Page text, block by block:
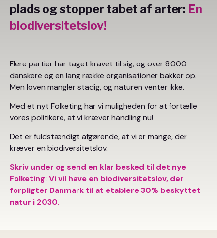
plads og stopper tabet af arter: En
biodiversitetslov!
Flere partier har taget kravet til sig, og over 8.000
danskere og en lang række organisationer bakker op.
Men loven mangler stadig, og naturen venter ikke.
Med et nyt Folketing har vi muligheden for at fortælle
vores politikere, at vi kræver handling nu!
Det er fuldstændigt afgørende, at vi er mange, der
kræver en biodiversitetslov.
Skriv under og send en klar besked til det nye
Folketing: Vi vil have en biodiversitetslov, der
forpligter Danmark til at etablere 30% beskyttet
natur i 2030.